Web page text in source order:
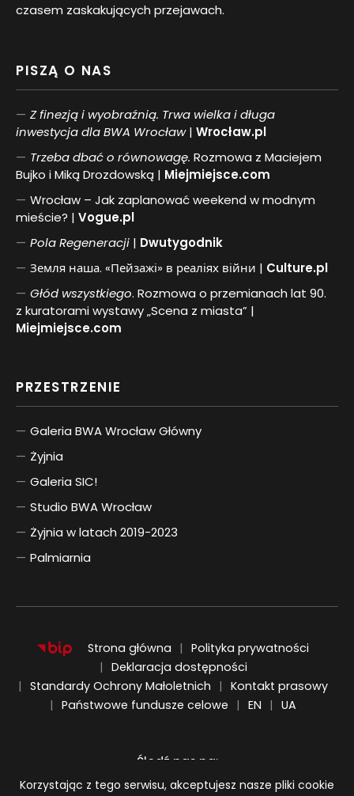
czasem zaskakujących przejawach.
PISZĄ O NAS
Z finezją i wyobraźnią. Trwa wielka i długa
inwestycja dla BWA Wrocław| Wrocław.pl
Trzeba dbać o równowagę. Rozmowa z Maciejem
Bujko i Miką Drozdowską | Miejmiejsce.com
Wrocław – Jak zaplanować weekend w modnym
mieście? | Vogue.pl
PolaRegeneracji | Dwutygodnik
Земля наша. «Пейзажі» в реаліях війни | Culture.pl
Głód wszystkiego. Rozmowa o przemianach lat 90.
z kuratorami wystawy „Scena z miasta” |
Miejmiejsce.com
PRZESTRZENIE
Galeria BWA Wrocław Główny
Żyjnia
Galeria SIC!
Studio BWA Wrocław
Żyjnia w latach 2019-2023
Palmiarnia
Strona główna
Polityka prywatności
Deklaracja dostępności
Standardy Ochrony Małoletnich
Kontakt prasowy
Państwowe fundusze celowe
EN
ENGLISH
UA
UKRAIŃSKI
Śledź nas na:
Informacja o plikach cookie
Korzystając z tego serwisu, akceptujesz nasze pliki cookie